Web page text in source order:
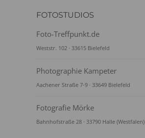
FOTOSTUDIOS
Foto-Treffpunkt.de
Weststr. 102 · 33615 Bielefeld
Photographie Kampeter
Aachener Straße 7-9 · 33649 Bielefeld
Fotografie Mörke
Bahnhofstraße 28 · 33790 Halle (Westfalen)